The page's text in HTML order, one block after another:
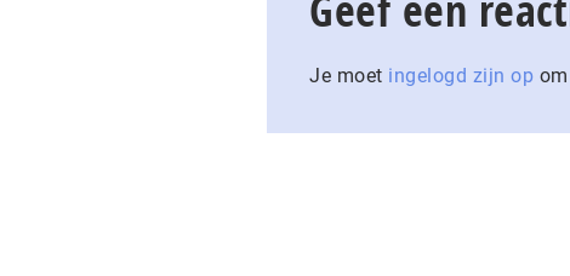
Je moet ingelogd zijn op